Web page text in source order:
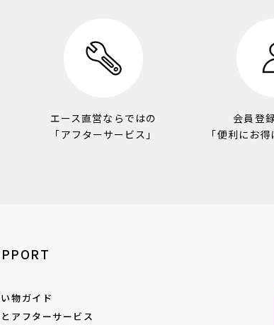
エース直営ならではの
「アフターサービス」
会員登
「便利にお
物ガイド
アフターサービス